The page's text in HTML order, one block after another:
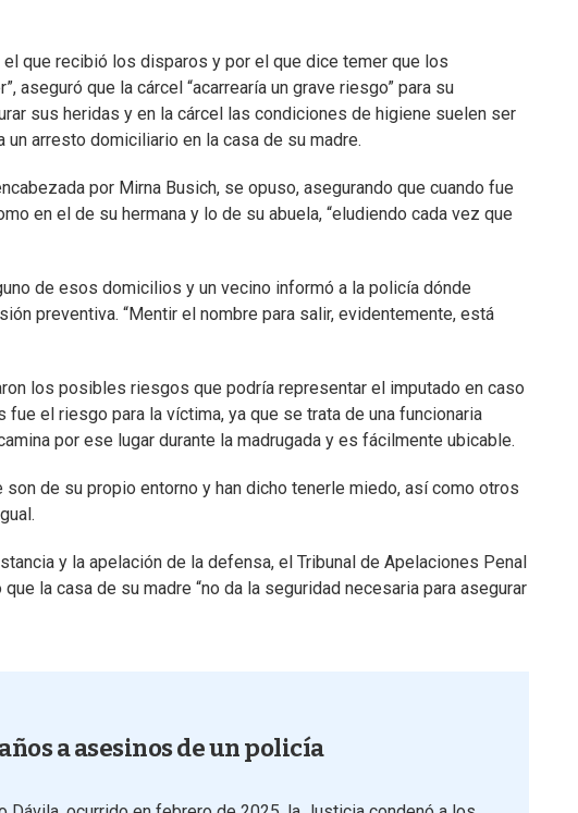
que recibió los disparos y por el que dice temer que los
aseguró que la cárcel “acarrearía un grave riesgo” para su
sus heridas y en la cárcel las condiciones de higiene suelen ser
arresto domiciliario en la casa de su madre.
por Mirna Busich, se opuso, asegurando que cuando fue
en el de su hermana y lo de su abuela, “eludiendo cada vez que
de esos domicilios y un vecino informó a la policía dónde
preventiva. “Mentir el nombre para salir, evidentemente, está
los posibles riesgos que podría representar el imputado en caso
el riesgo para la víctima, ya que se trata de una funcionaria
por ese lugar durante la madrugada y es fácilmente ubicable.
de su propio entorno y han dicho tenerle miedo, así como otros
y la apelación de la defensa, el Tribunal de Apelaciones Penal
la casa de su madre “no da la seguridad necesaria para asegurar
a asesinos de un policía